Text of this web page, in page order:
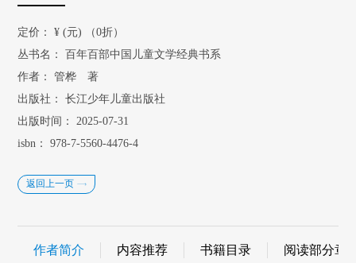
定价： ¥(元) （0折）
丛书名：
百年百部中国儿童文学经典书系
作者：
管桦 著
出版社：
长江少年儿童出版社
出版时间：
2025-07-31
isbn：
978-7-5560-4476-4
返回上一页
作者简介 内容推荐 书籍目录 阅读部分章